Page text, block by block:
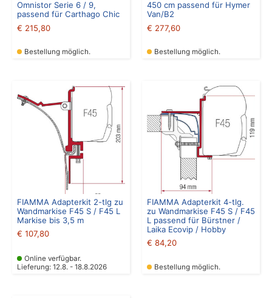
Omnistor Serie 6 / 9,
passend für Carthago Chic
€ 215,80
Bestellung möglich.
450 cm passend für Hymer
Van/B2
€ 277,60
Bestellung möglich.
FIAMMA Adapterkit 2-tlg zu
Wandmarkise F45 S / F45 L
Markise bis 3,5 m
€ 107,80
Online verfügbar.
Lieferung: 12.8. - 18.8.2026
FIAMMA Adapterkit 4-tlg.
zu Wandmarkise F45 S / F45
L passend für Bürstner /
Laika Ecovip / Hobby
€ 84,20
Bestellung möglich.